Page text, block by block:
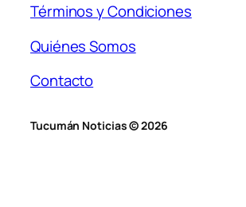
Términos y Condiciones
Quiénes Somos
Contacto
Tucumán Noticias © 2026